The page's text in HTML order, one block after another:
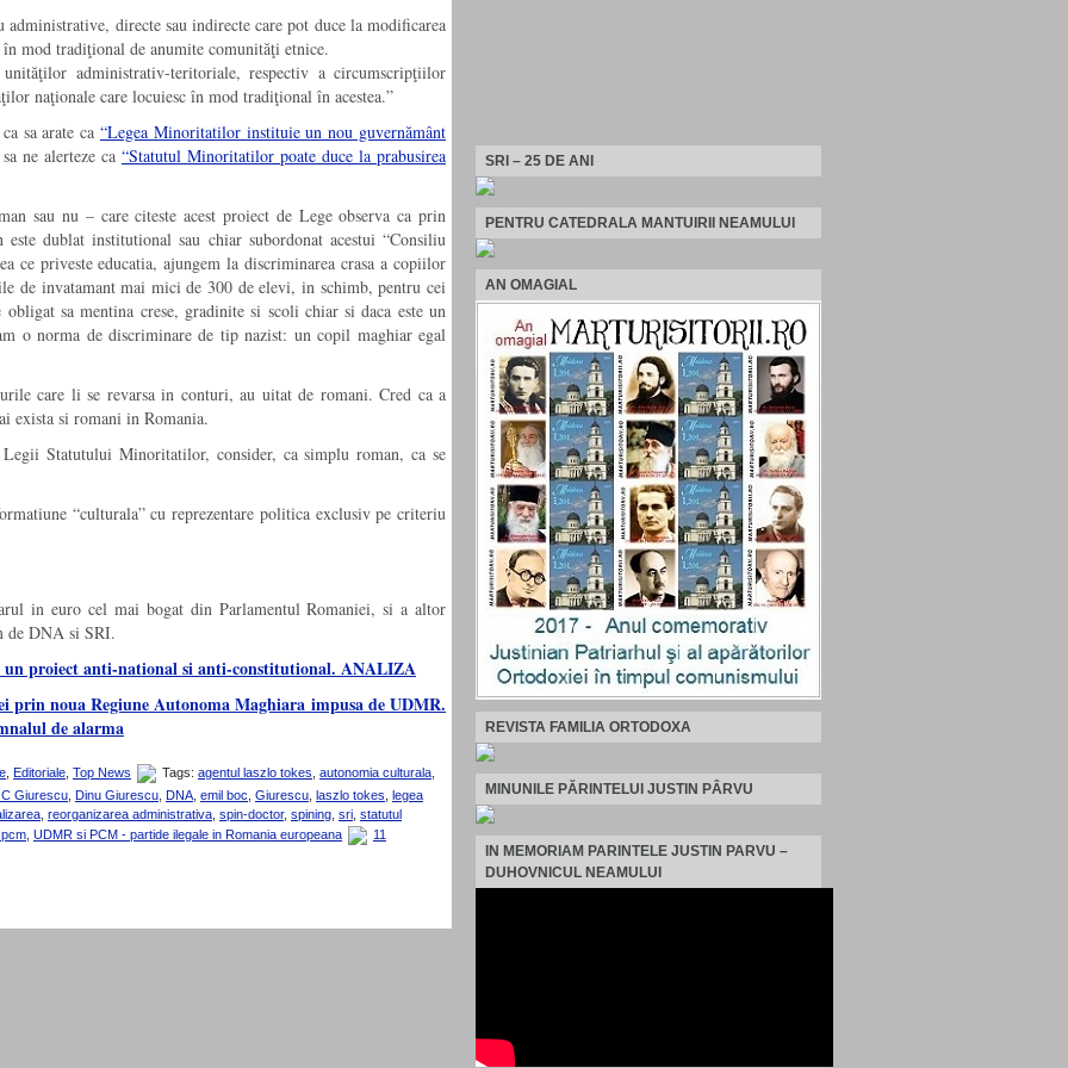
directe sau indirecte care pot duce la modificarea
mod tradiţional de anumite comunităţi etnice.
administrativ-teritoriale, respectiv a circumscripţiilor
naţionale care locuiesc în mod tradiţional în acestea.”
sa arate ca “Legea Minoritatilor instituie un nou guvernământ
ne alerteze ca “Statutul Minoritatilor poate duce la prabusirea
sau nu – care citeste acest proiect de Lege observa ca prin
dublat institutional sau chiar subordonat acestui “Consiliu
ce priveste educatia, ajungem la discriminarea crasa a copiilor
de invatamant mai mici de 300 de elevi, in schimb, pentru cei
sa mentina crese, gradinite si scoli chiar si daca este un
o norma de discriminare de tip nazist: un copil maghiar egal
care li se revarsa in conturi, au uitat de romani. Cred ca a
exista si romani in Romania.
Statutului Minoritatilor, consider, ca simplu roman, ca se
“culturala” cu reprezentare politica exclusiv pe criteriu
in euro cel mai bogat din Parlamentul Romaniei, si a altor
de DNA si SRI.
proiect anti-national si anti-constitutional. ANALIZA
prin noua Regiune Autonoma Maghiara impusa de UDMR.
de alarma
Editoriale Top News Tags: agentul laszlo tokes autonomia culturala
Giurescu Dinu Giurescu DNA emil boc Giurescu laszlo tokes legea
reorganizarea administrativa spin-doctor, spining sri statutul
UDMR si PCM - partide ilegale in Romania europeana 11
SRI – 25 DE ANI
PENTRU CATEDRALA MANTUIRII NEAMULUI
AN OMAGIAL
REVISTA FAMILIA ORTODOXA
MINUNILE PĂRINTELUI JUSTIN PÂRVU
IN MEMORIAM PARINTELE JUSTIN PARVU –
DUHOVNICUL NEAMULUI